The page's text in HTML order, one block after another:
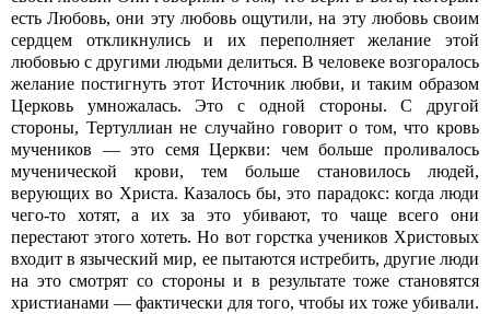
есть Любовь, они эту любовь ощутили, на эту любовь своим
сердцем откликнулись и их переполняет желание этой
любовью с другими людьми делиться. В человеке возгоралось
желание постигнуть этот Источник любви, и таким образом
Церковь умножалась. Это с одной стороны. С другой
стороны, Тертуллиан не случайно говорит о том, что кровь
мучеников — это семя Церкви: чем больше проливалось
мученической крови, тем больше становилось людей,
верующих во Христа. Казалось бы, это парадокс: когда люди
чего-то хотят, а их за это убивают, то чаще всего они
перестают этого хотеть. Но вот горстка учеников Христовых
входит в языческий мир, ее пытаются истребить, другие люди
на это смотрят со стороны и в результате тоже становятся
христианами — фактически для того, чтобы их тоже убивали.